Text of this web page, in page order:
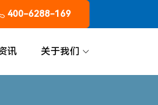
400-6288-169
讯 关于我们